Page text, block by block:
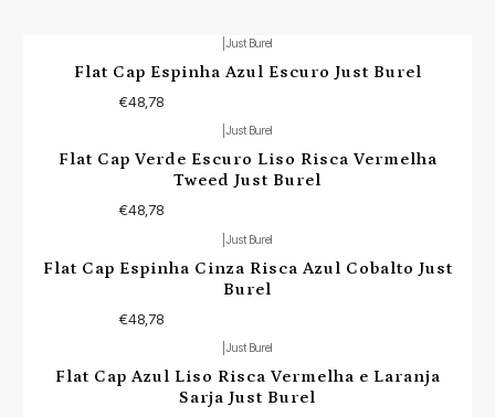
Just Burel
Flat Cap Espinha Azul Escuro Just Burel
€48,78
Just Burel
Flat Cap Verde Escuro Liso Risca Vermelha
Tweed Just Burel
€48,78
Just Burel
Flat Cap Espinha Cinza Risca Azul Cobalto Just
Burel
€48,78
Just Burel
Flat Cap Azul Liso Risca Vermelha e Laranja
Sarja Just Burel